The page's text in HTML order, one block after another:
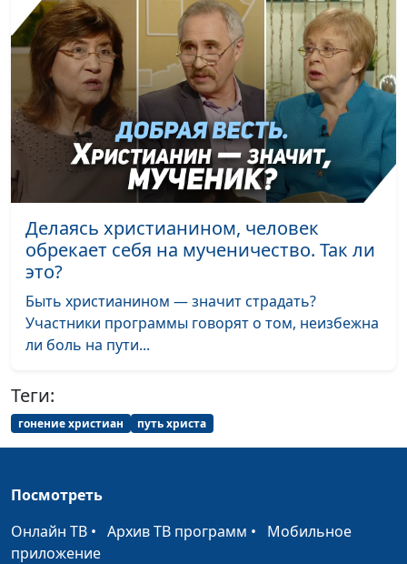
священнослужитель и
Елена Варнавская
Как Бог поступает с
предубеждениями
Юлия Уткина, Николай
Кунцевич,
священнослужитель и
Елена Варнавская
#153
Как Бог являет Себя
людям?
Юлия Уткина, Николай
Кунцевич,
Елена Варнавская
#152
Делаясь
христианином,
человек обрекает себя
на мученичество. Так
Кунцевич,
священнослужитель и
Может ли в нас быть
вера Иисуса Христа?
Кунцевич,
Доверяет ли Бог
человеку
священнослужитель и
Делаясь христианином, человек
обрекает себя на мученичество. Так ли
это?
Быть христианином — значит страдать?
Участники программы говорят о том, неизбежна
ли боль на пути...
Теги:
гонение христиан путь христа
Посмотреть
Онлайн ТВ • Архив ТВ программ • Мобильное
приложение